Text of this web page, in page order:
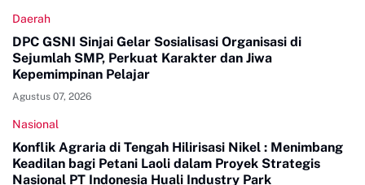
Daerah
DPC GSNI Sinjai Gelar Sosialisasi Organisasi di
Sejumlah SMP, Perkuat Karakter dan Jiwa
Kepemimpinan Pelajar
Agustus 07, 2026
Nasional
Konflik Agraria di Tengah Hilirisasi Nikel : Menimbang
Keadilan bagi Petani Laoli dalam Proyek Strategis
Nasional PT Indonesia Huali Industry Park